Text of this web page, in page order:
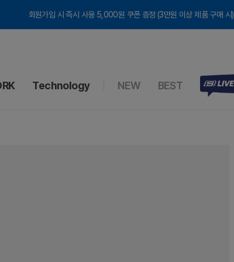
회원가입 시 즉시 사용 5,000원 쿠폰 증정 (3만원 이상 제품 구매 시)
Technology NEW BEST